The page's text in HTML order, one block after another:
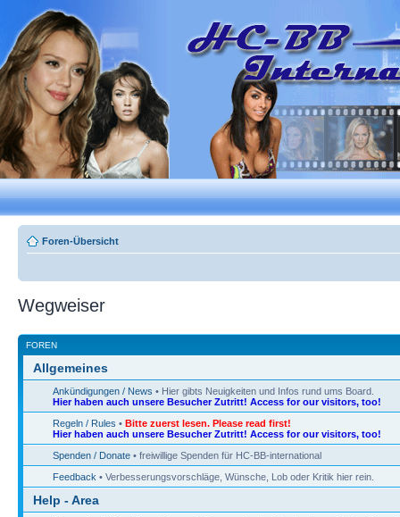
Foren-Übersicht
Wegweiser
FOREN
Allgemeines
Ankündigungen / News • Hier gibts Neuigkeiten und Infos rund ums Board.
Hier haben auch unsere Besucher Zutritt! Access for our visitors, too!
Regeln / Rules • Bitte zuerst lesen. Please read first!
Hier haben auch unsere Besucher Zutritt! Access for our visitors, too!
Spenden / Donate • freiwillige Spenden für HC-BB-international
Feedback • Verbesserungsvorschläge, Wünsche, Lob oder Kritik hier rein.
Help - Area